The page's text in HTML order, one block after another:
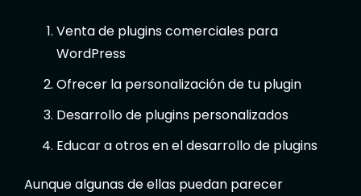
Venta de plugins comerciales para
WordPress
Ofrecer la personalización de tu plugin
Desarrollo de plugins personalizados
Educar a otros en el desarrollo de plugins
Aunque algunas de ellas puedan parecer